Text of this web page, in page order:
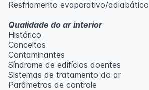
Resfriamento evaporativo/adiabático
Qualidade do ar interior
Histórico
Conceitos
Contaminantes
Síndrome de edifícios doentes
Sistemas de tratamento do ar
Parâmetros de controle